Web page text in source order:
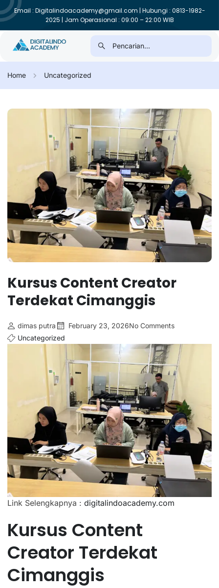
Email : Digitalindoacademy@gmail.com | Hubungi : 0813-1982-
2025 | Jam Operasional : 09:00 – 22:00 WIB
Home Uncategorized
Kursus Content Creator
Terdekat Cimanggis
dimas putra February 23, 2026No Comments
Uncategorized
Link Selengkapnya : digitalindoacademy.com
Kursus Content
Creator Terdekat
Cimanggis